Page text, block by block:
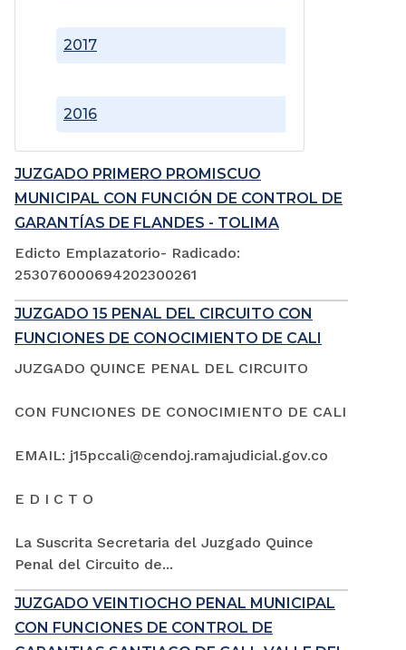
2016
2017
JUZGADO PRIMERO PROMISCUO
MUNICIPAL CON FUNCIÓN DE CONTROL DE
GARANTÍAS DE FLANDES - TOLIMA
Edicto Emplazatorio- Radicado:
253076000694202300261
JUZGADO 15 PENAL DEL CIRCUITO CON
FUNCIONES DE CONOCIMIENTO DE CALI
JUZGADO QUINCE PENAL DEL CIRCUITO
CON FUNCIONES DE CONOCIMIENTO DE CALI
EMAIL: j15pccali@cendoj.ramajudicial.gov.co
E D I C T O
La Suscrita Secretaria del Juzgado Quince
Penal del Circuito de...
JUZGADO VEINTIOCHO PENAL MUNICIPAL
CON FUNCIONES DE CONTROL DE